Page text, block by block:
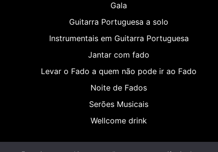
Gala
Guitarra Portuguesa a solo
Instrumentais em Guitarra Portuguesa
Jantar com fado
Levar o Fado a quem não pode ir ao Fado
Noite de Fados
Serões Musicais
Wellcome drink